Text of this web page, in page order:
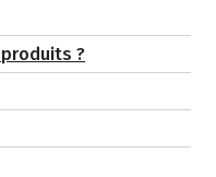
?